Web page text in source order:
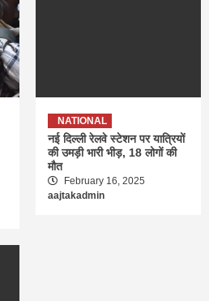
NATIONAL
नई दिल्ली रेलवे स्टेशन पर यात्रियों
की उमड़ी भारी भीड़, 18 लोगों की
मौत
February 16, 2025
aajtakadmin